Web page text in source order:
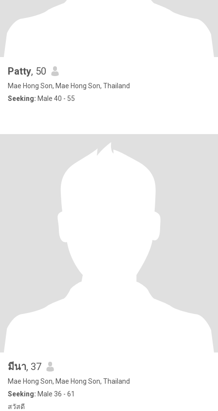
Patty, 50
Mae Hong Son, Mae Hong Son, Thailand
Seeking: Male 40 - 55
มีนา, 37
Mae Hong Son, Mae Hong Son, Thailand
Seeking: Male 36 - 61
สวัสดี